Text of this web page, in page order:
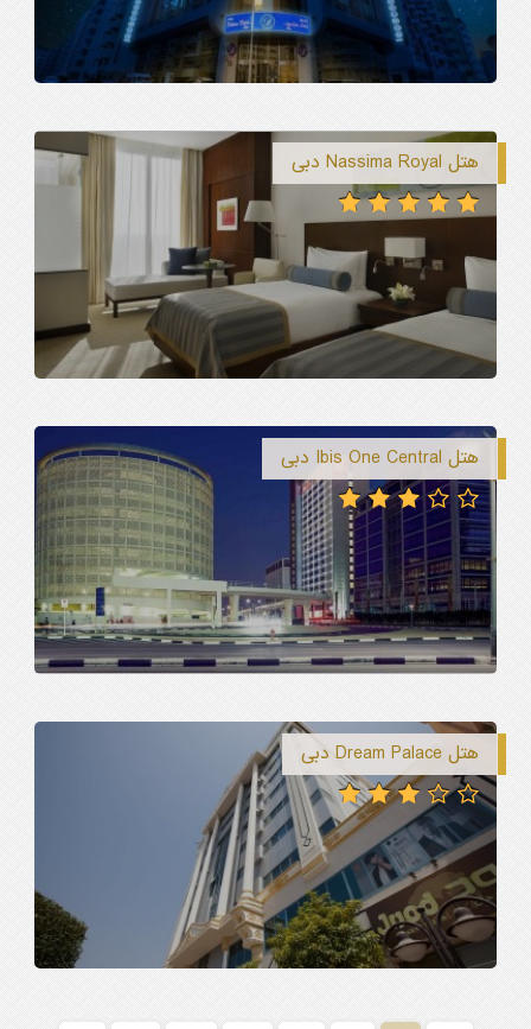
هتل Nassima Royal دبی
هتل Ibis One Central دبی
هتل Dream Palace دبی